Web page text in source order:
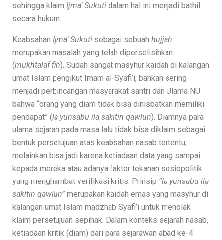
sehingga klaim Ijma’ Sukuti dalam hal ini menjadi bathil
secara hukum.
Keabsahan Ijma’ Sukuti sebagai sebuah hujjah
merupakan masalah yang telah diperselisihkan
(mukhtalaf fih). Sudah sangat masyhur kaidah di kalangan
umat Islam pengikut Imam al-Syafi’i, bahkan sering
menjadi perbincangan masyarakat santri dan Ulama NU
bahwa “orang yang diam tidak bisa dinisbatkan memiliki
pendapat” (la yunsabu ila sakitin qawlun). Diamnya para
ulama sejarah pada masa lalu tidak bisa diklaim sebagai
bentuk persetujuan atas keabsahan nasab tertentu,
melainkan bisa jadi karena ketiadaan data yang sampai
kepada mereka atau adanya faktor tekanan sosiopolitik
yang menghambat verifikasi kritis. Prinsip “la yunsabu ila
sakitin qawlun” merupakan kaidah emas yang masyhur di
kalangan umat Islam madzhab Syafi’i untuk menolak
klaim persetujuan sepihak. Dalam konteks sejarah nasab,
ketiadaan kritik (diam) dari para sejarawan abad ke-4